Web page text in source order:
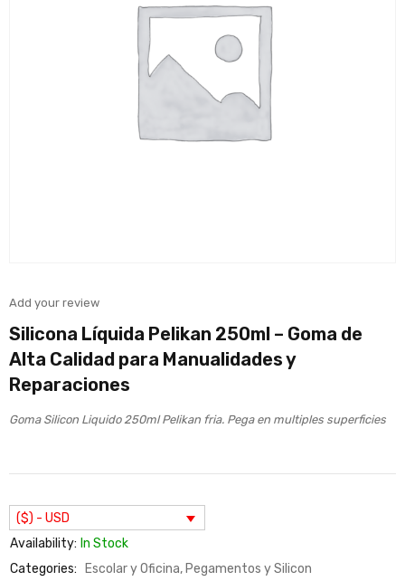
Add your review
Silicona Líquida Pelikan 250ml – Goma de
Alta Calidad para Manualidades y
Reparaciones
Goma Silicon Liquido 250ml Pelikan fria. Pega en multiples superficies
($) - USD
Availability: In Stock
Categories: Escolar y Oficina,Pegamentos y Silicon